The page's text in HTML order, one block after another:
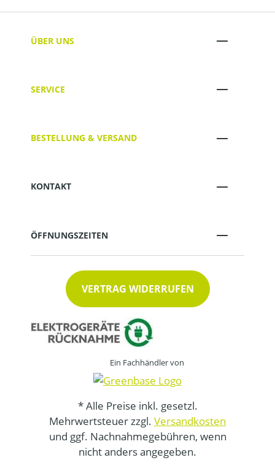
ÜBER UNS
SERVICE
BESTELLUNG & VERSAND
KONTAKT
ÖFFNUNGSZEITEN
VERTRAG WIDERRUFEN
Ein Fachhändler von
* Alle Preise inkl. gesetzl.
Mehrwertsteuer zzgl. Versandkosten
und ggf. Nachnahmegebühren, wenn
nicht anders angegeben.